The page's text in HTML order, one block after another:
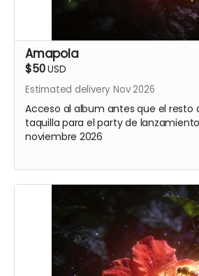
Amapola
$50USD
Estimated delivery Nov 2026
Acceso al album antes que el resto
taquilla para el party de
noviembre 2026